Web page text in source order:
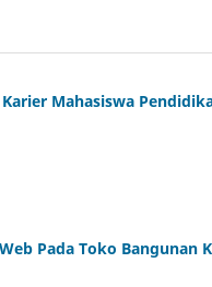
Mahasiswa
Pada Toko Bangunan